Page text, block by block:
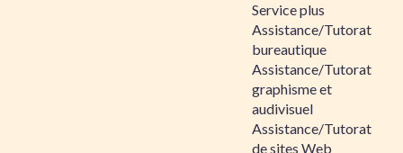
Service plus
Assistance/Tutorat
bureautique
Assistance/Tutorat
graphisme et
audivisuel
Assistance/Tutorat
de sites Web